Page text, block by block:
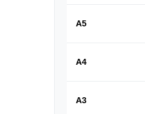
A5
A4
A3